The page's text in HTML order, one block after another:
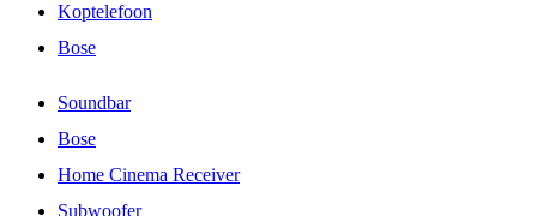
Koptelefoon
Bose
Soundbar
Bose
Home Cinema Receiver
Subwoofer